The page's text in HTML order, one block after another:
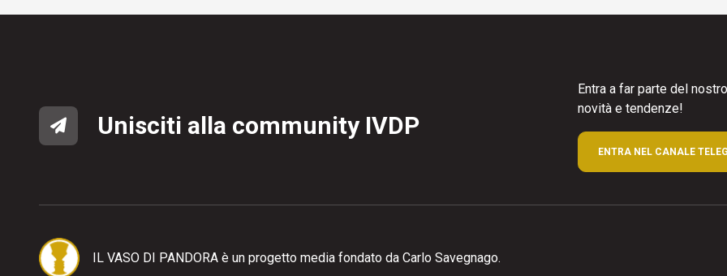
Unisciti alla community IVDP
Entra a far parte del
novità e tendenze!
ENTRA NEL CANALE
IL VASO DI PANDORA è un progetto media fondato da Carlo Savegnago.